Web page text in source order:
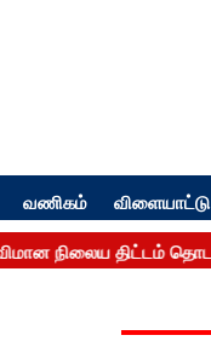
வணிகம் விளையாட்டு